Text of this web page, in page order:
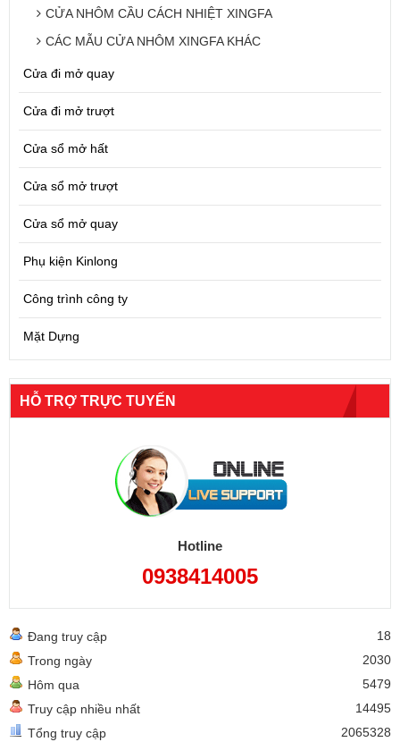
CỬA NHÔM CẦU CÁCH NHIỆT XINGFA
CÁC MẪU CỬA NHÔM XINGFA KHÁC
Cửa đi mở quay
Cửa đi mở trượt
Cửa sổ mở hất
Cửa sổ mở trượt
Cửa sổ mở quay
Phụ kiện Kinlong
Công trình công ty
Mặt Dựng
HỖ TRỢ TRỰC TUYẾN
Hotline
0938414005
Đang truy cập
18
Trong ngày
2030
Hôm qua
5479
Truy cập nhiều nhất
14495
Tổng truy cập
2065328